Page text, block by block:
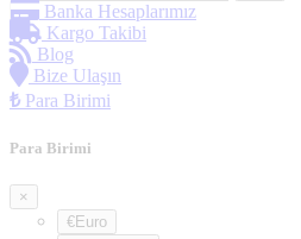
Banka Hesaplarımız
Kargo Takibi
Blog
Bize Ulaşın
₺ Para Birimi
Para Birimi
×
€Euro